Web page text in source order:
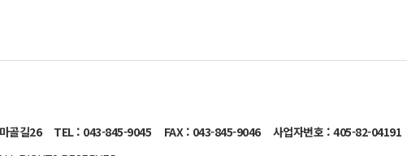
골길26 TEL : 043-845-9045 FAX : 043-845-9046 사업자번호 : 405-82-04191